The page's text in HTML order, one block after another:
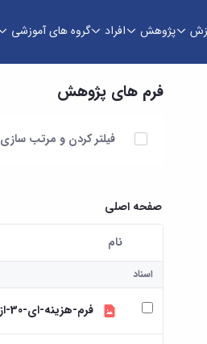
پژوهش افراد گروه های آموزشی
فرم های پژوهش
آیتم ها را انتخاب کنید
فیلتر کردن و مرتب سازی
صفحه اصلی
کاربر انتخاب شده
نام
اسناد
فرم-هزینه-ای-30-از-محل-گرنت.jpg